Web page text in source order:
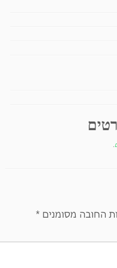
.
החובה מסומנים *